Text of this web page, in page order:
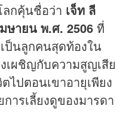
ลกคุ้นชื่อว่า เจ็ท ลี
ษายน พ.ศ. 2506 ที่
ป็นลูกคนสุดท้องใน
ผชิญกับความสูญเสีย
ไปตอนเขาอายุเพียง
ารเลี้ยงดูของมารดา